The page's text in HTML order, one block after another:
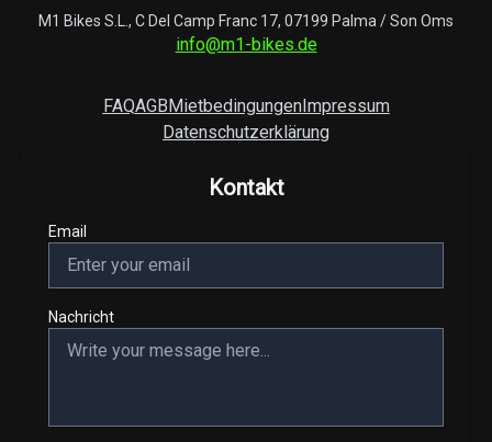
M1 Bikes S.L., C Del Camp Franc 17, 07199 Palma / Son Oms
info@m1-bikes.de
FAQAGB MietbedingungenImpressum
Datenschutzerklärung
Kontakt
Email
Nachricht